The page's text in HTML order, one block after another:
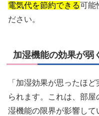
電気代を節約できる可能
ださい。
加湿機能の効果が弱
「加湿効果が思ったほ
られます。これは、部
湿機能の限界が影響し